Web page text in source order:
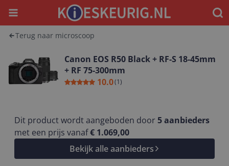
Menu
Terug naar microscoop
Canon EOS R50 Black + RF-S 18-45mm
+ RF 75-300mm
10.0(1)
Dit product wordt aangeboden door5aanbieders
met een prijs vanaf€ 1.069,00
Bekijk alle aanbieders